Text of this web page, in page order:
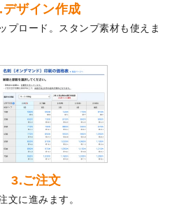
ージカードのデザインテンプレート
しました。
ミータイプののぼりが作成できるよ
りました！
品】のぼり
が作成できるようになり
ザインテンプレートを追加しまし
品】ステッカー
した！
デザイン作成
プロード。スタンプ素材も使えま
3.ご注文
文に進みます。